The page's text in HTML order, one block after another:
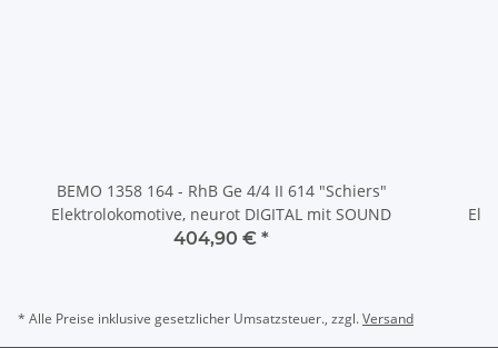
BEMO 1358 164 - RhB Ge 4/4 II 614 "Schiers"
Elektrolokomotive, neurot DIGITAL mit SOUND
404,90 € *
* Alle Preise inklusive gesetzlicher Umsatzsteuer., zzgl.Versand